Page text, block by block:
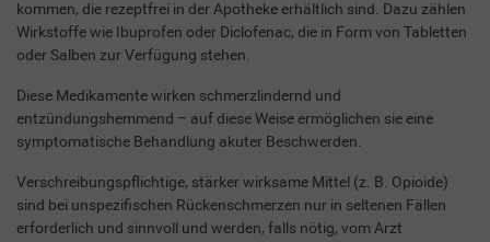
kommen, die rezeptfrei in der Apotheke erhältlich sind. Dazu zählen
Wirkstoffe wie Ibuprofen oder Diclofenac, die in Form von Tabletten
oder Salben zur Verfügung stehen.
Diese Medikamente wirken schmerzlindernd und
entzündungshemmend – auf diese Weise ermöglichen sie eine
symptomatische Behandlung akuter Beschwerden.
Verschreibungspflichtige, stärker wirksame Mittel (z. B. Opioide)
sind bei unspezifischen Rückenschmerzen nur in seltenen Fällen
erforderlich und sinnvoll und werden, falls nötig, vom Arzt